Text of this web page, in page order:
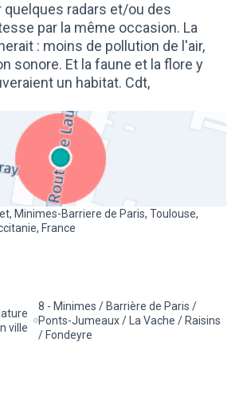
quelques radars et/ou des
par la même occasion. La
: moins de pollution de l'air,
sonore. Et la faune et la flore y
un habitat. Cdt,
Minimes-Barriere de Paris, Toulouse,
France
les résultats de la catégorie : Nature en ville
ville Filtrer les résultats pour le secteur : 8 -
8 - Minimes / Barrière de Paris /
Ponts-Jumeaux / La Vache / Raisins
/ Fondeyre